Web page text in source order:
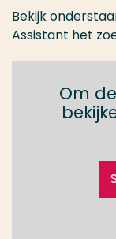
Bekijk
Assistant het
Om